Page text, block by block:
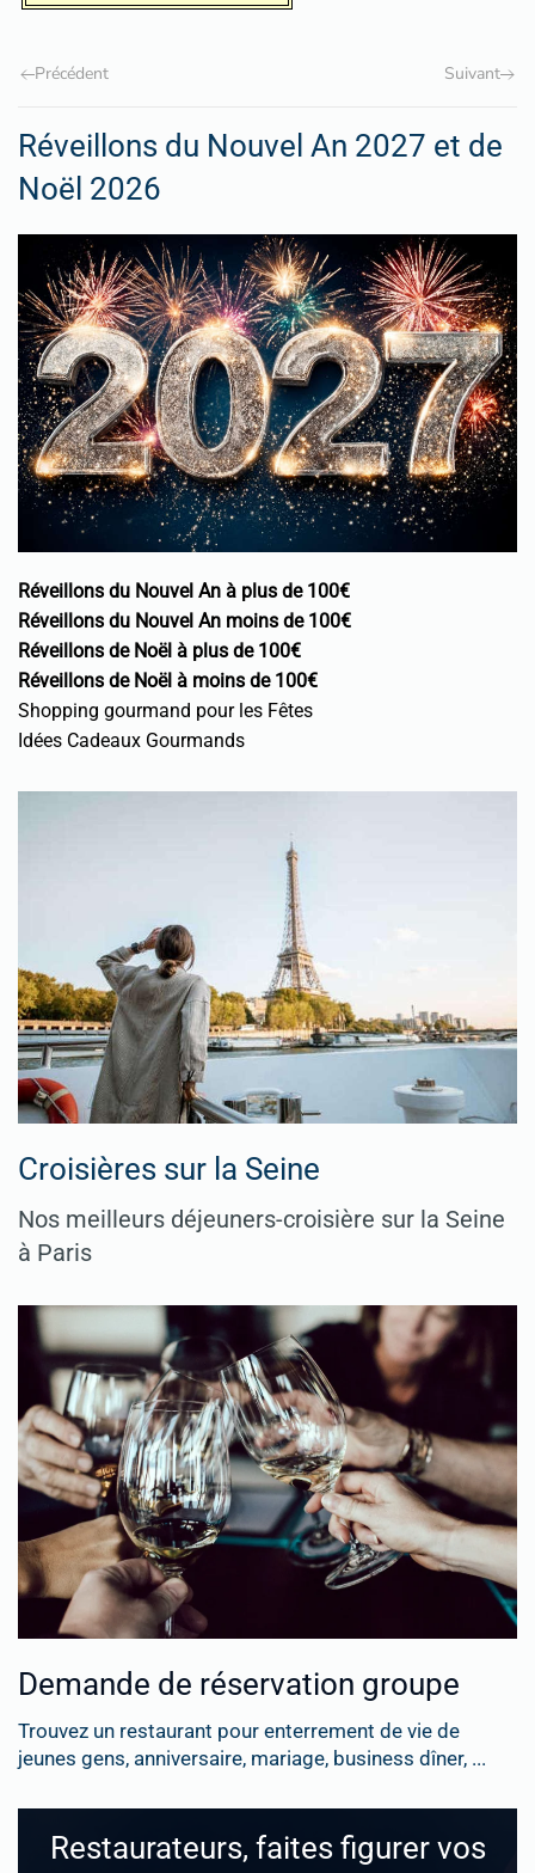
Précédent Suivant
Réveillons du Nouvel An 2027 et de
Noël 2026
Réveillons du Nouvel An à plus de 100€
Réveillons du Nouvel An moins de 100€
Réveillons de Noël à plus de 100€
Réveillons de Noël à moins de 100€
Shopping gourmand pour les Fêtes
Idées Cadeaux Gourmands
Croisières sur la Seine
Nos meilleurs déjeuners-croisière sur la Seine
à Paris
Demande de réservation groupe
Trouvez un restaurant pour enterrement de vie de
jeunes gens, anniversaire, mariage, business dîner, ...
Restaurateurs, faites figurer vos